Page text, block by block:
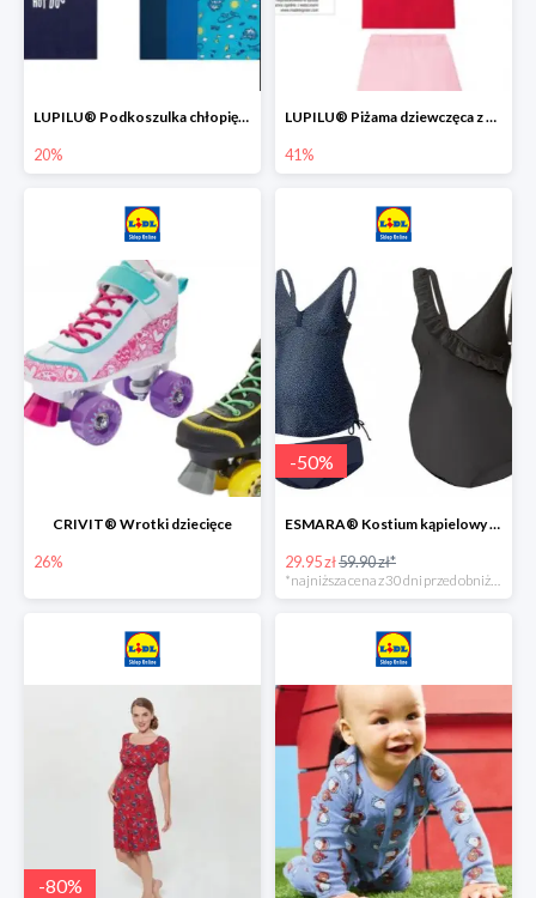
LUPILU® Podkoszulka chłopięca z bawełny -20%
20%
LUPILU® Piżama dziewczęca z bawełny -41%
41%
CRIVIT® Wrotki dziecięce
26%
-50%
ESMARA® Kostium kąpielowy ciążowy lub tankini ciążowe -50%
29.95 zł59.90 zł*
-80%